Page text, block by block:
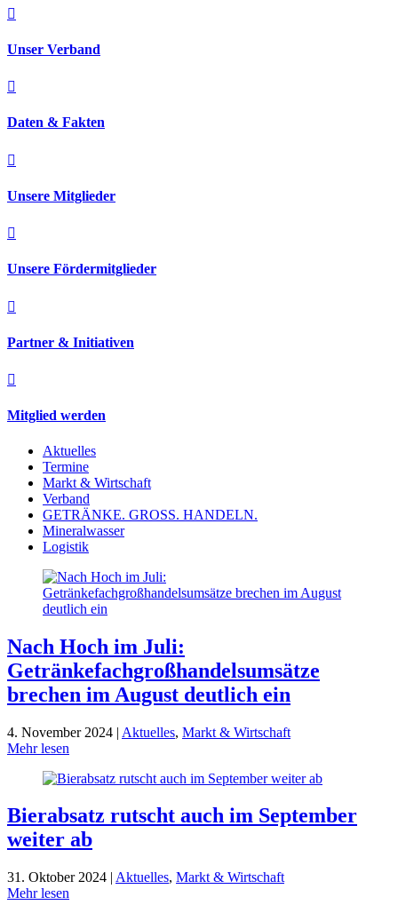

Unser Verband

Daten & Fakten

Unsere Mitglieder

Unsere Fördermitglieder

Partner & Initiativen

Mitglied werden
Aktuelles
Termine
Markt & Wirtschaft
Verband
GETRÄNKE. GROSS. HANDELN.
Mineralwasser
Logistik
Nach Hoch im Juli:
Getränkefachgroßhandelsumsätze
brechen im August deutlich ein
4. November 2024 | Aktuelles, Markt & Wirtschaft
Mehr lesen
Bierabsatz rutscht auch im September
weiter ab
31. Oktober 2024 | Aktuelles, Markt & Wirtschaft
Mehr lesen